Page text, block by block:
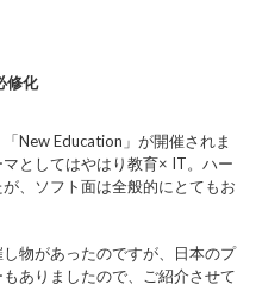
修化
New Education」が開催されま
としてはやはり教育× IT。ハー
、ソフト面は全般的にとてもお
物があったのですが、日本のプ
ありましたので、ご紹介させて